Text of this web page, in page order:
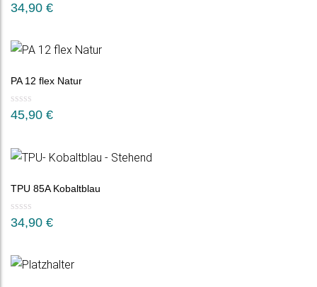
34,90 €
PA 12 flex Natur
45,90 €
TPU 85A Kobaltblau
34,90 €